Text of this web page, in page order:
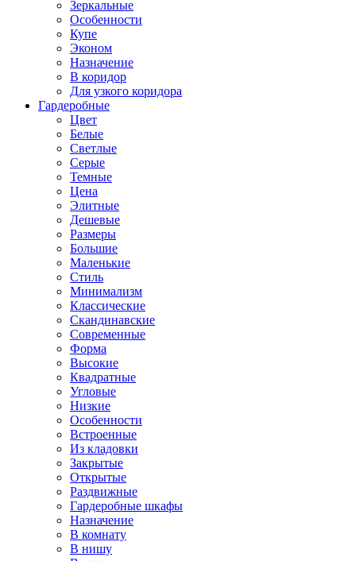
Зеркальные
Особенности
Купе
Эконом
Назначение
В коридор
Для узкого коридора
Гардеробные
Цвет
Белые
Светлые
Серые
Темные
Цена
Элитные
Дешевые
Размеры
Большие
Маленькие
Стиль
Минимализм
Классические
Скандинавские
Современные
Форма
Высокие
Квадратные
Угловые
Низкие
Особенности
Встроенные
Из кладовки
Закрытые
Открытые
Раздвижные
Гардеробные шкафы
Назначение
В комнату
В нишу